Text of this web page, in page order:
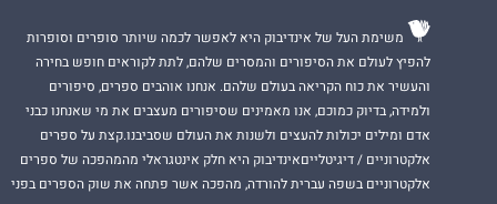
משימת העל של אינדיבוק היא לאפשר לכמה שיותר סופרים וסופרות
להפיץ לעולם את הסיפורים והמסרים שלהם, לתת לקוראים חופש בחירה
והעשיר את כוח הקריאה בעולם שלהם. אנחנו אוהבים ספרים, סיפורים
ולמידה, בדיוק כמוכם, אנו מאמינים שסיפורים מעצבים את מי שאנחנו כבני
אדם ומילים יכולות להעצים ולשנות את העולם שסביבנו.קצת על ספרים
אלקטרוניים / דיגיטלייםאינדיבוק היא חלק אינטגראלי מהמהפכה של ספרים
אלקטרוניים בשפה עברית להורדה, מהפכה אשר פתחה את שוק הספרים בפני